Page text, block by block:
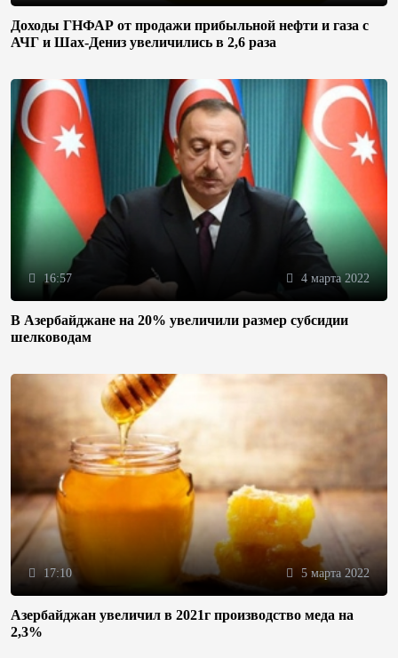
Доходы ГНФАР от продажи прибыльной нефти и газа с
АЧГ и Шах-Дениз увеличились в 2,6 раза
16:57 4 марта 2022
В Азербайджане на 20% увеличили размер субсидии
шелководам
17:10 5 марта 2022
Азербайджан увеличил в 2021г производство меда на
2,3%